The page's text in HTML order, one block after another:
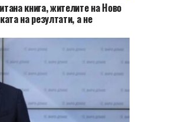
книга, жителите на Ново
на резултати, а не